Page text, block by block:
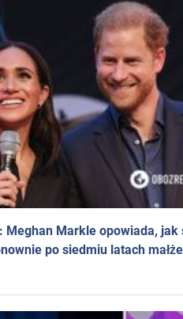
Markle opowiada, jak
po siedmiu latach